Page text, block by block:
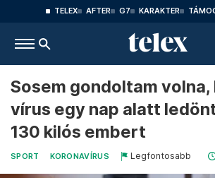
TELEX AFTER G7 KARAKTER
Sosem gondoltam volna,
vírus egy nap alatt
130 kilós embert
SPORT KORONAVÍRUS Legfontosabb